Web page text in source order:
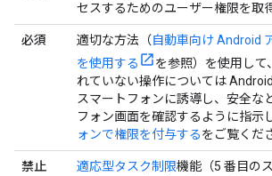
セスするためのユーザー権限を取
必須 適切な方法（自動車向け Android
を使用する
を参照）を使用して
れていない操作については
スマートフォンに誘導し、安全な
フォン画面を確認するように指示
ォンで権限を付与するをご覧くだ
禁止 適応型タスク制限機能（5 番目の